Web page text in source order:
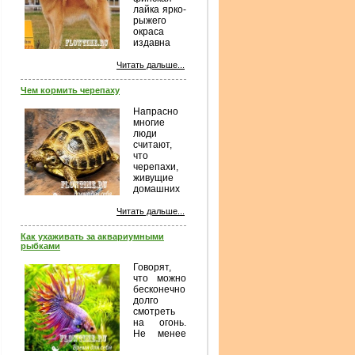
лайка ярко-
рыжего
окраса
издавна
финским охотникам. В прежние века
собакой сельских жителей
Финляндии, особенно ее северных
районов. Финские лайки обычно
привязаны к своему...
Читать дальше...
Чем кормить черепаху
Напрасно
многие
люди
считают,
что
черепахи,
живущие
домашних
чем-то отличаются от других
мало знают об особенностях их
содержания и ухода, а также, чем
замечательных домашних
любимцев...
Читать дальше...
Как ухаживать за аквариумными
рыбками
Говорят,
что можно
бесконечно
долго
смотреть
на огонь.
Не менее